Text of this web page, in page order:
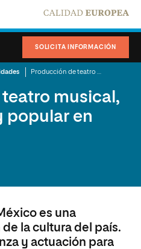
SOLICITA INFORMACIÓN
musical,
popular en
es una
la cultura del país.
y actuación para